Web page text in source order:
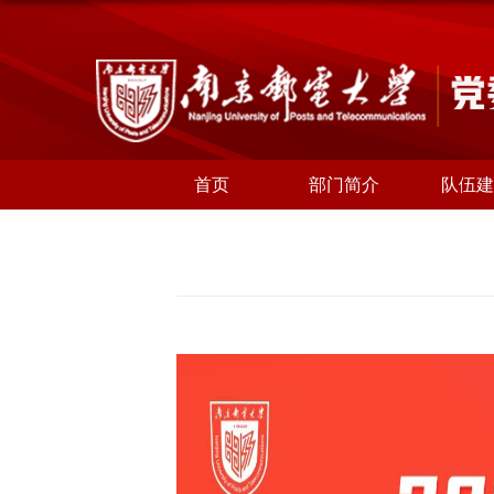
首页 部门简介 队伍